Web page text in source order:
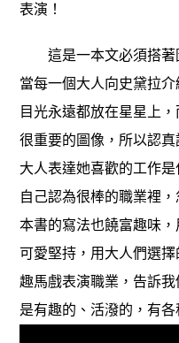
表演！
這是一本文必須搭著
當每一個大人向史黛拉
目光永遠都放在星星上
很重要的圖像，所以認
大人表達她喜歡的工作
自己認為很棒的職業裡
本書的寫法也饒富趣味
可愛堅持，用大人們選
趣馬戲表演職業，告訴
是有趣的、活潑的，有各